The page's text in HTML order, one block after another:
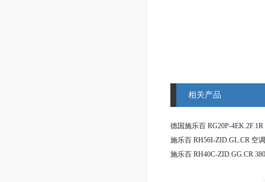
相关产品
德国施乐百 RG20P-